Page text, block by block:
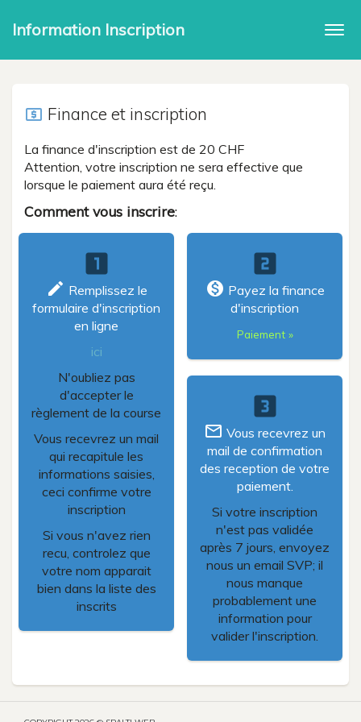
Information Inscription
local_atm Finance et inscription
La finance d'inscription est de 20 CHF
Attention, votre inscription ne sera effective que
lorsque le paiement aura été reçu.
Comment vous inscrire:
looks_one
create Remplissez le
formulaire d'inscription
en ligne
ici
N'oubliez pas
d'accepter le
règlement de la course
Vous recevrez un mail
qui recapitule les
informations saisies,
ceci confirme votre
inscription
Si vous n'avez rien
recu, controlez que
votre nom apparait
bien dans la liste des
inscrits
looks_two
monetization_on Payez la finance
d'inscription
Paiement »
looks_3
mail_outline Vous recevrez un
mail de confirmation
des reception de votre
paiement.
Si votre inscription
n'est pas validée
après 7 jours, envoyez
nous un email SVP; il
nous manque
probablement une
information pour
valider l'inscription.